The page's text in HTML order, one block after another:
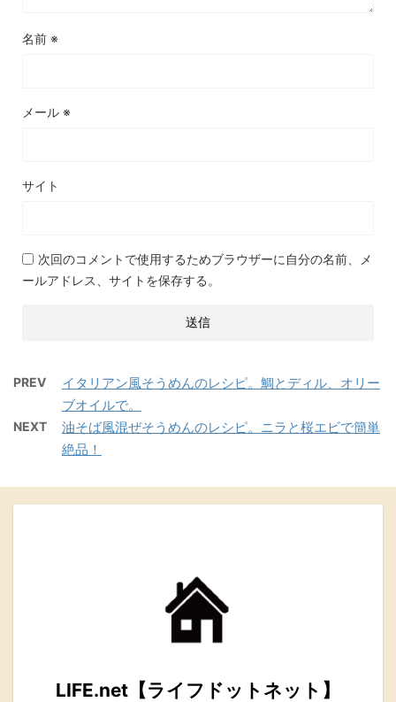
名前 ※
メール ※
サイト
次回のコメントで使用するためブラウザーに自分の名前、メ
ールアドレス、サイトを保存する。
PREV
イタリアン風そうめんのレシピ。鯛とディル、オリー
ブオイルで。
NEXT
油そば風混ぜそうめんのレシピ。ニラと桜エビで簡単
絶品！
LIFE.net【ライフドットネット】